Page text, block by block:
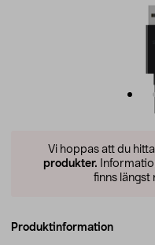
Vi hoppas att du
produkter.
finns längst
Produktinformation